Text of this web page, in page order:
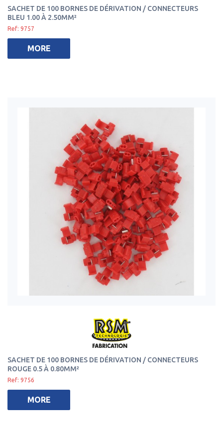
SACHET DE 100 BORNES DE DÉRIVATION / CONNECTEURS
BLEU 1.00 À 2.50MM²
Ref: 9757
MORE
SACHET DE 100 BORNES DE DÉRIVATION / CONNECTEURS
ROUGE 0.5 À 0.80MM²
Ref: 9756
MORE